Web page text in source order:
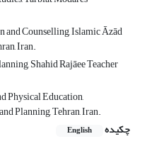
and Counselling, Islamic Āzād
Iran.
Shahid Rajāee Teacher
Physical Education,
Planning, Tehran, Iran.
چکیده
English